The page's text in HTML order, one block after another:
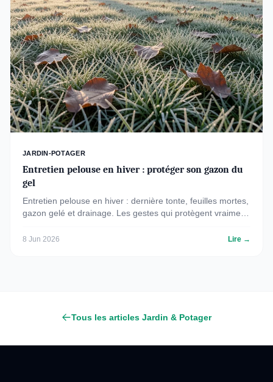
JARDIN-POTAGER
Entretien pelouse en hiver : protéger son gazon du
gel
Entretien pelouse en hiver : dernière tonte, feuilles mortes,
gazon gelé et drainage. Les gestes qui protègent vraiment
8 Jun 2026 Lire →
Tous les articles Jardin & Potager